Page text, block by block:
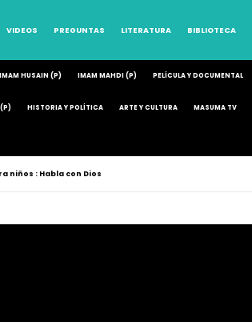
VIDEOS PREGUNTAS LITERATURA BIBLIOTECA
IMAM HUSAIN (P) IMAM MAHDI (P) PELÍCULA Y DOCUMENTAL
HISTORIA Y POLÍTICA ARTE Y CULTURA MASUMA TV
niños : Habla con Dios